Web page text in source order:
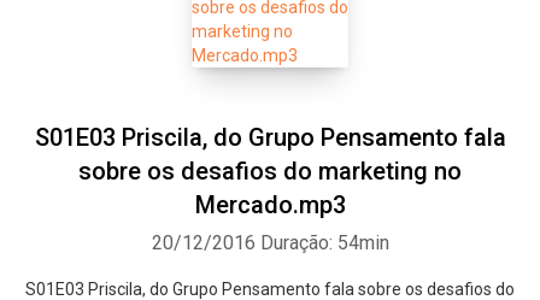
S01E03 Priscila, do Grupo Pensamento fala
sobre os desafios do marketing no
Mercado.mp3
20/12/2016 Duração: 54min
S01E03 Priscila, do Grupo Pensamento fala sobre os desafios do